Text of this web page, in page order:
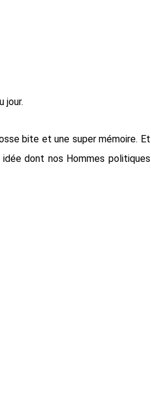
jour.
bite et une super mémoire. Et
idée dont nos Hommes politiques